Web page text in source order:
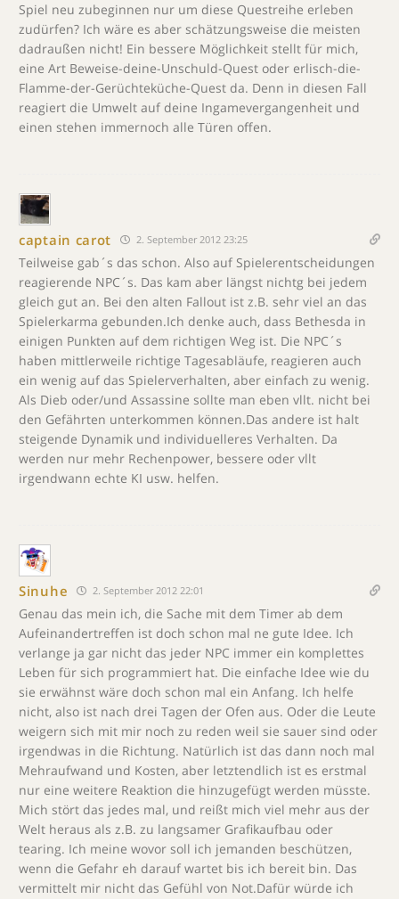
Spiel neu zubeginnen nur um diese Questreihe erleben
zudürfen? Ich wäre es aber schätzungsweise die meisten
dadraußen nicht! Ein bessere Möglichkeit stellt für mich,
eine Art Beweise-deine-Unschuld-Quest oder erlisch-die-
Flamme-der-Gerüchteküche-Quest da. Denn in diesen Fall
reagiert die Umwelt auf deine Ingamevergangenheit und
einen stehen immernoch alle Türen offen.
captain carot 2. September 2012 23:25
Teilweise gab´s das schon. Also auf Spielerentscheidungen
reagierende NPC´s. Das kam aber längst nichtg bei jedem
gleich gut an. Bei den alten Fallout ist z.B. sehr viel an das
Spielerkarma gebunden.Ich denke auch, dass Bethesda in
einigen Punkten auf dem richtigen Weg ist. Die NPC´s
haben mittlerweile richtige Tagesabläufe, reagieren auch
ein wenig auf das Spielerverhalten, aber einfach zu wenig.
Als Dieb oder/und Assassine sollte man eben vllt. nicht bei
den Gefährten unterkommen können.Das andere ist halt
steigende Dynamik und individuelleres Verhalten. Da
werden nur mehr Rechenpower, bessere oder vllt
irgendwann echte KI usw. helfen.
Sinuhe 2. September 2012 22:01
Genau das mein ich, die Sache mit dem Timer ab dem
Aufeinandertreffen ist doch schon mal ne gute Idee. Ich
verlange ja gar nicht das jeder NPC immer ein komplettes
Leben für sich programmiert hat. Die einfache Idee wie du
sie erwähnst wäre doch schon mal ein Anfang. Ich helfe
nicht, also ist nach drei Tagen der Ofen aus. Oder die Leute
weigern sich mit mir noch zu reden weil sie sauer sind oder
irgendwas in die Richtung. Natürlich ist das dann noch mal
Mehraufwand und Kosten, aber letztendlich ist es erstmal
nur eine weitere Reaktion die hinzugefügt werden müsste.
Mich stört das jedes mal, und reißt mich viel mehr aus der
Welt heraus als z.B. zu langsamer Grafikaufbau oder
tearing. Ich meine wovor soll ich jemanden beschützen,
wenn die Gefahr eh darauf wartet bis ich bereit bin. Das
vermittelt mir nicht das Gefühl von Not.Dafür würde ich